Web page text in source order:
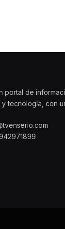
portal de
y tecnología, con